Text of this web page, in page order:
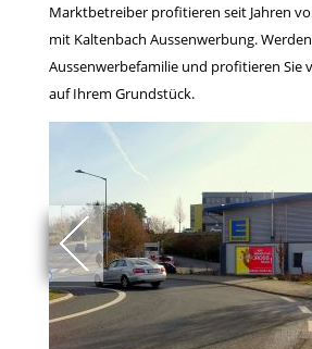
Marktbetreiber profitieren seit Jahren
mit Kaltenbach Aussenwerbung.
Aussenwerbefamilie und profitieren Sie
auf Ihrem Grundstück.